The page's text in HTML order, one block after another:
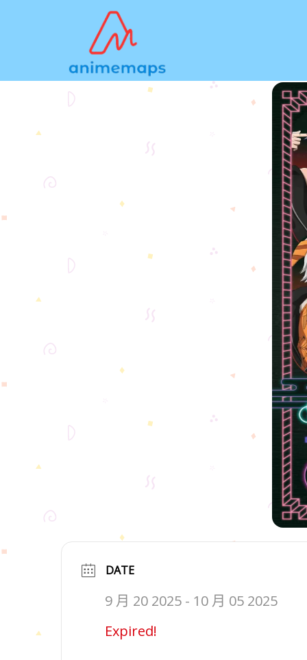
DATE
9 月 20 2025 - 10 月 05 2025
Expired!